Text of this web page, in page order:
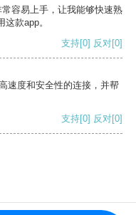
容易上手，让我能够快速熟
款app。
支持[0] 反对[0]
速度和安全性的连接，并帮
支持[0] 反对[0]